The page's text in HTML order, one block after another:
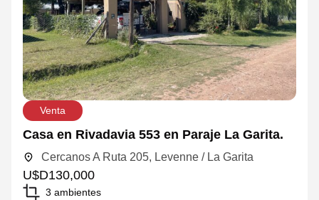
Venta
Casa en Rivadavia 553 en Paraje La Garita.
Cercanos A Ruta 205, Levenne / La Garita
U$D130,000
3 ambientes